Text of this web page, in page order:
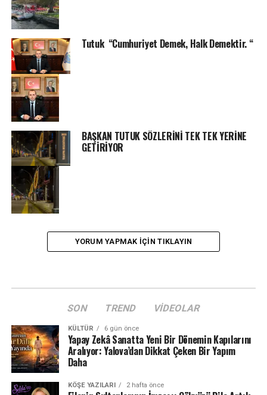
Tutuk “Cumhuriyet Demek, Halk Demektir. “
BAŞKAN TUTUK SÖZLERİNİ TEK TEK YERİNE
GETİRİYOR
YORUM YAPMAK IÇIN TIKLAYIN
SON TREND VIDEOLAR
KÜLTÜR 6 gün önce
Yapay Zekâ Sanatta Yeni Bir Dönemin Kapılarını
Aralıyor: Yalova’dan Dikkat Çeken Bir Yapım
Daha
KÖŞE YAZILARI 2 hafta önce